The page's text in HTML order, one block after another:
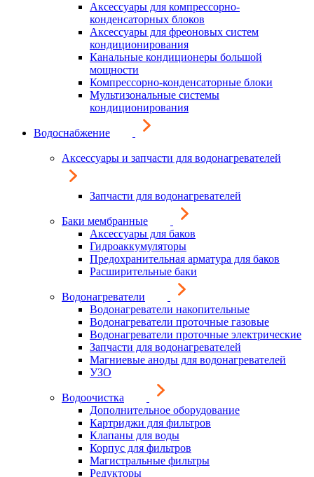
Аксессуары для компрессорно-
конденсаторных блоков
Аксессуары для фреоновых систем
кондиционирования
Канальные кондиционеры большой
мощности
Компрессорно-конденсаторные блоки
Мультизональные системы
кондиционирования
Водоснабжение
Аксессуары и запчасти для водонагревателей
Запчасти для водонагревателей
Баки мембранные
Аксессуары для баков
Гидроаккумуляторы
Предохранительная арматура для баков
Расширительные баки
Водонагреватели
Водонагреватели накопительные
Водонагреватели проточные газовые
Водонагреватели проточные электрические
Запчасти для водонагревателей
Магниевые аноды для водонагревателей
УЗО
Водоочистка
Дополнительное оборудование
Картриджи для фильтров
Клапаны для воды
Корпус для фильтров
Магистральные фильтры
Редукторы